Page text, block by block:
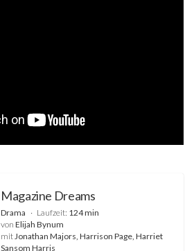
Magazine Dreams
Drama Laufzeit: 124 min
von Elijah Bynum
mit Jonathan Majors, Harrison Page, Harriet
Sansom Harris